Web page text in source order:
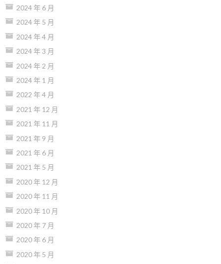
2024 年 6 月
2024 年 5 月
2024 年 4 月
2024 年 3 月
2024 年 2 月
2024 年 1 月
2022 年 4 月
2021 年 12 月
2021 年 11 月
2021 年 9 月
2021 年 6 月
2021 年 5 月
2020 年 12 月
2020 年 11 月
2020 年 10 月
2020 年 7 月
2020 年 6 月
2020 年 5 月